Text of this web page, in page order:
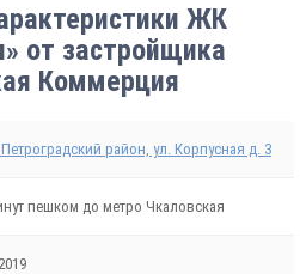
ЖК
от застройщика
Коммерция
район, ул. Корпусная д. 3
пешком до метро Чкаловская